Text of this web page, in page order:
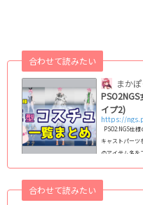
まか
合わせて読みたい
イプ2)
https://
PSO2:NGS仕
キャストパーツ
のアイテム名を
と､その衣装の
変更箇所」が確
合わせて読みたい